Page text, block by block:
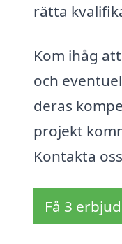
rätta
Kom ihåg
och
deras
projekt
Kontakta
Få 3